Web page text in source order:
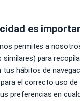
es
permites a
similares) para
tus hábitos de
el correcto uso
preferencias en